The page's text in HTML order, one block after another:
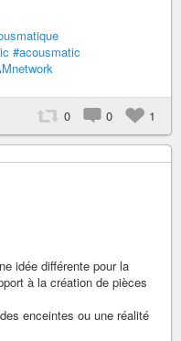
#acousmatic
0 0 1
idée différente pour la
à la création de pièces
enceintes ou une réalité